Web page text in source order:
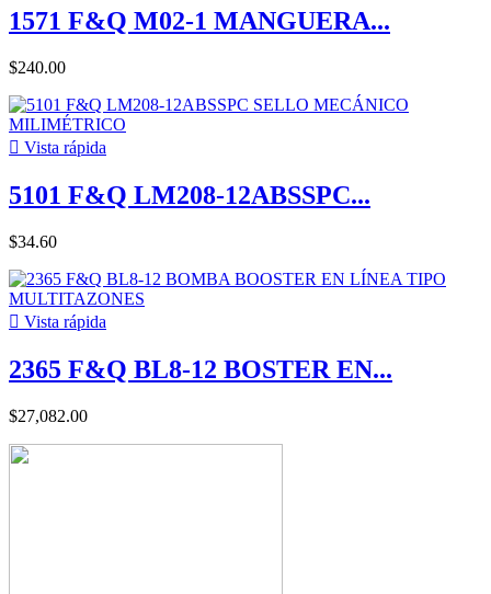
1571 F&Q M02-1 MANGUERA...
$240.00
 Vista rápida
5101 F&Q LM208-12ABSSPC...
$34.60
 Vista rápida
2365 F&Q BL8-12 BOSTER EN...
$27,082.00